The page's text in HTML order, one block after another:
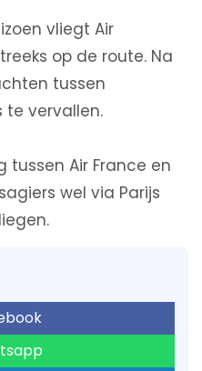
vliegt Air
op de route. Na
tussen
te vervallen.
tussen Air France en
wel via Parijs